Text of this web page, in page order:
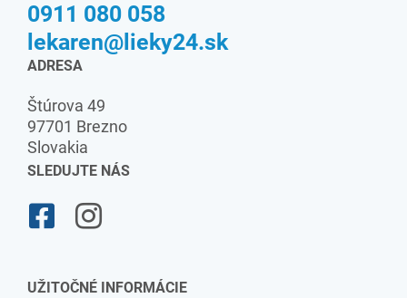
0911 080 058
lekaren@lieky24.sk
ADRESA
Štúrova 49
97701 Brezno
Slovakia
SLEDUJTE NÁS
UŽITOČNÉ INFORMÁCIE